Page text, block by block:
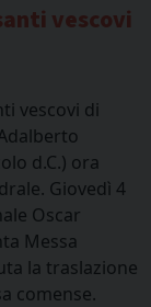
vescovi
vescovi di
d.C.) ora
Giovedì 4
Oscar
Messa
la traslazione
comense.